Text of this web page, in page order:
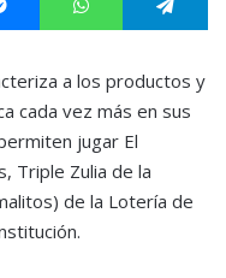
a los productos y
cada vez más en sus
jugar El
Triple Zulia de la
de la Lotería de